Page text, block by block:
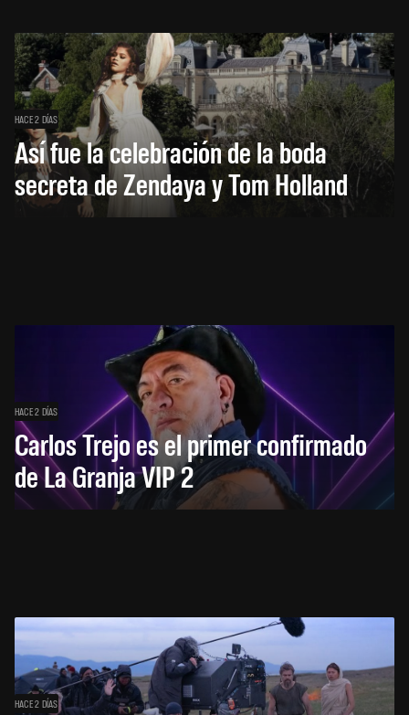
HACE 2 DÍAS
Así fue la celebración de la boda
secreta de Zendaya y Tom Holland
HACE 2 DÍAS
Carlos Trejo es el primer confirmado
de La Granja VIP 2
HACE 2 DÍAS